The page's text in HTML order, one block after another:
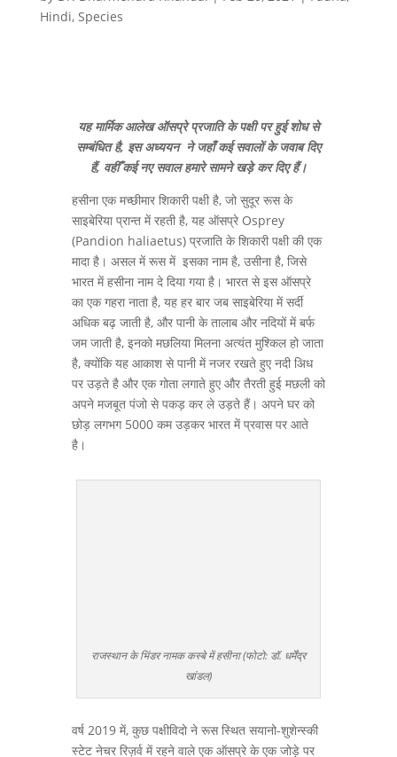
Hindi, Species
यह मार्मिक आलेख ऑसप्रे प्रजाति के पक्षी पर हुई शोध से
सम्बंधित है, इस अध्ययन ने जहाँ कई सवालों के जवाब दिए
हैं, वहीँ कई नए सवाल हमारे सामने खड़े कर दिए हैं।
हसीना एक मच्छीमार शिकारी पक्षी है, जो सुदूर रूस के
साइबेरिया प्रान्त में रहती है, यह ऑसप्रे Osprey
(Pandion haliaetus) प्रजाति के शिकारी पक्षी की एक
मादा है। असल में रूस में इसका नाम है, उसीना है, जिसे
भारत में हसीना नाम दे दिया गया है। भारत से इस ऑसप्रे
का एक गहरा नाता है, यह हर बार जब साइबेरिया में सर्दी
अधिक बढ़ जाती है, और पानी के तालाब और नदियों में बर्फ
जम जाती है, इनको मछलिया मिलना अत्यंत मुश्किल हो जाता
है, क्योंकि यह आकाश से पानी में नजर रखते हुए नदी अिध
पर उड़ते है और एक गोता लगाते हुए और तैरती हुई मछली को
अपने मजबूत पंजो से पकड़ कर ले उड़ते हैं। अपने घर को
छोड़ लगभग 5000 कम उड़कर भारत में प्रवास पर आते
है।
राजस्थान के भिंडर नामक कस्बे में हसीना (फोटो: डॉ. धर्मेंद्र
खांडल)
वर्ष 2019 में, कुछ पक्षीविदो ने रूस स्थित सयानो-शुशेन्स्की
स्टेट नेचर रिज़र्व में रहने वाले एक ऑसप्रे के एक जोड़े पर